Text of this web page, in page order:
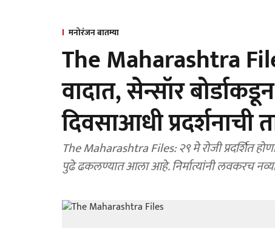
मनोरंजन बातम्या
The Maharashtra
वादात, सेन्सॉर
दिवसाआधी प्रदर्शनाची
The Maharashtra Files: २९ मे रोजी प्रदर्शित
पुढे ढकलण्यात आला आहे. निर्मात्यांनी लवकरच